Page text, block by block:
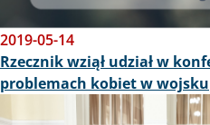
2019-05-14
Rzecznik wziął udział w
problemach kobiet w wojsku